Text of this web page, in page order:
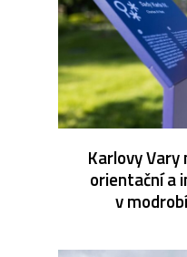
Karlovy
orientační a
v